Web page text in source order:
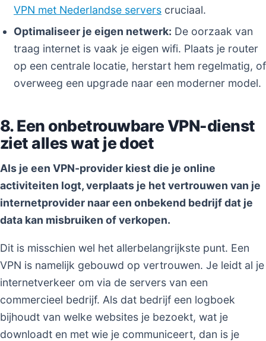
VPN met Nederlandse serverscruciaal.
Optimaliseer je eigen netwerk: De oorzaak van
traag internet is vaak je eigen wifi. Plaats je router
op een centrale locatie, herstart hem regelmatig, of
overweeg een upgrade naar een moderner model.
8. Een onbetrouwbare VPN-dienst
ziet alles wat je doet
Als je een VPN-provider kiest die je online
activiteiten logt, verplaats je het vertrouwen van je
internetprovider naar een onbekend bedrijf dat je
data kan misbruiken of verkopen.
Dit is misschien wel het allerbelangrijkste punt. Een
VPN is namelijk gebouwd op vertrouwen. Je leidt al je
internetverkeer om via de servers van een
commercieel bedrijf. Als dat bedrijf een logboek
bijhoudt van welke websites je bezoekt, wat je
downloadt en met wie je communiceert, dan is je